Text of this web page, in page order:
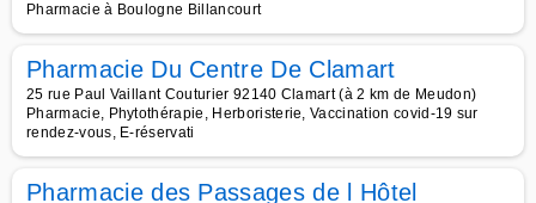
Pharmacie à Boulogne Billancourt
Pharmacie Du Centre De Clamart
25 rue Paul Vaillant Couturier 92140 Clamart (à 2 km de Meudon)
Pharmacie, Phytothérapie, Herboristerie, Vaccination covid-19 sur
rendez-vous, E-réservati
Pharmacie des Passages de l Hôtel